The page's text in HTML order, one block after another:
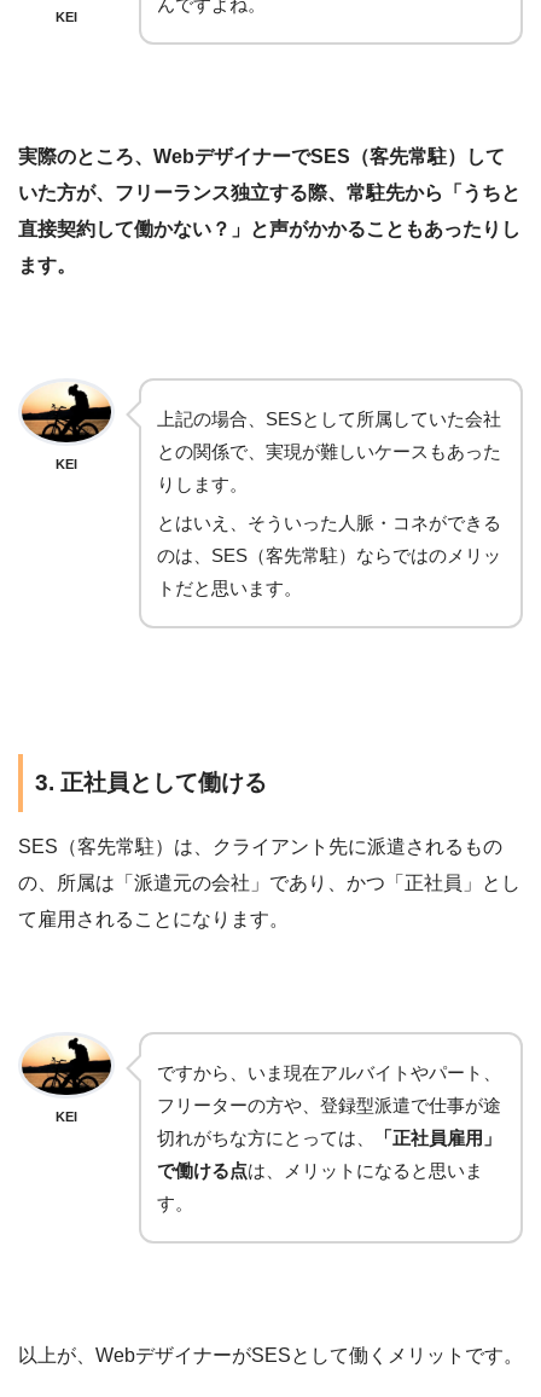
KEI
んですよね。
実際のところ、WebデザイナーでSES（客先常駐）して
いた方が、フリーランス独立する際、常駐先から「うちと
直接契約して働かない？」と声がかかることもあったりし
ます。
KEI
上記の場合、SESとして所属していた会社
との関係で、実現が難しいケースもあった
りします。
とはいえ、そういった人脈・コネができる
のは、SES（客先常駐）ならではのメリッ
トだと思います。
3. 正社員として働ける
SES（客先常駐）は、クライアント先に派遣されるもの
の、所属は「派遣元の会社」であり、かつ「正社員」とし
て雇用されることになります。
KEI
ですから、いま現在アルバイトやパート、
フリーターの方や、登録型派遣で仕事が途
切れがちな方にとっては、
「正社員雇用」
で働ける点は、メリットになると思いま
す。
以上が、WebデザイナーがSESとして働くメリットです。